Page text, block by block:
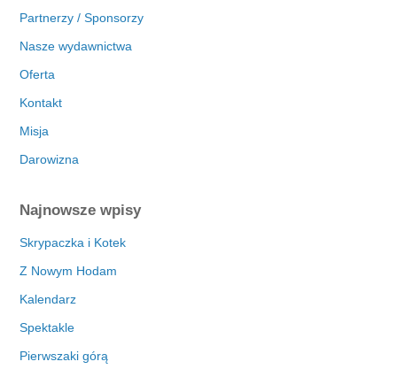
Partnerzy / Sponsorzy
Nasze wydawnictwa
Oferta
Kontakt
Misja
Darowizna
Najnowsze wpisy
Skrypaczka i Kotek
Z Nowym Hodam
Kalendarz
Spektakle
Pierwszaki górą